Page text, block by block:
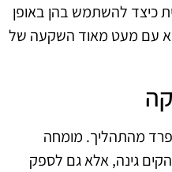
כיצד להשתמש בהן באופן
עם מעט מאוד השקעה של
מהתהליך. מומחה
גינה, אלא גם לספק